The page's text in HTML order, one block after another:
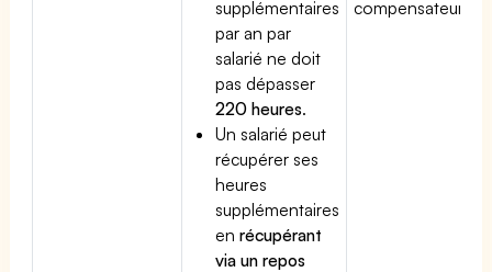
supplémentaires
par an par
salarié ne doit
pas dépasser
220 heures.
Un salarié peut
récupérer ses
heures
supplémentaires
enrécupérant
via un repos
compensateur.